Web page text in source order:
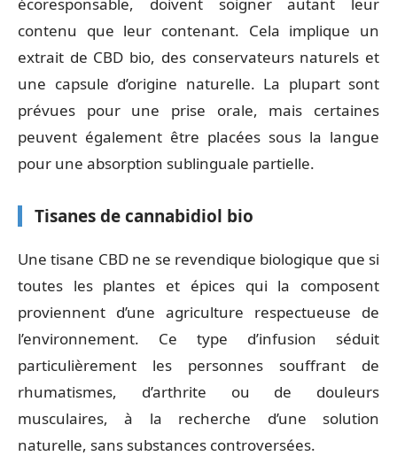
contenu que leur contenant. Cela implique un
extrait de CBD bio, des conservateurs naturels et
une capsule d’origine naturelle. La plupart sont
prévues pour une prise orale, mais certaines
peuvent également être placées sous la langue
pour une absorption sublinguale partielle.
Tisanes de cannabidiol bio
Une tisane CBD ne se revendique biologique que si
toutes les plantes et épices qui la composent
proviennent d’une agriculture respectueuse de
l’environnement. Ce type d’infusion séduit
particulièrement les personnes souffrant de
rhumatismes, d’arthrite ou de douleurs
musculaires, à la recherche d’une solution
naturelle, sans substances controversées.